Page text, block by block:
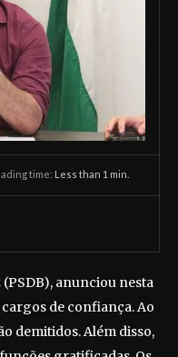
time: Less than 1 min.
anunciou nesta
de confiança. Ao
demitidos. Além disso,